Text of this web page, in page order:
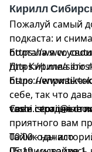
23:38 - история 2
32:54 - история 3
43:12 - история 4
01:00:06 -
01:14:20 -
Яну можно найти
https://
https://
https://t.me/
Свои страшные
Таймкоды
00:00 - начало
Кирилл
Пожалуй самый
подкаста: и
болтала я со
Для Кирилла это
было
себе, так что
тоже сегодня
приятного вам
https://
https://t.me/
https://
Свои страшные
Таймкоды
00:00 - начало